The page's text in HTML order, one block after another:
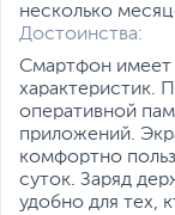
Разрешение
SIM-карта и
Количество SIM-
Тип SIM-карты
Мобильный
несколько
Достоинства:
Смартфон
характеристик.
оперативной
приложений.
комфортно
суток. Заряд
удобно для тех,